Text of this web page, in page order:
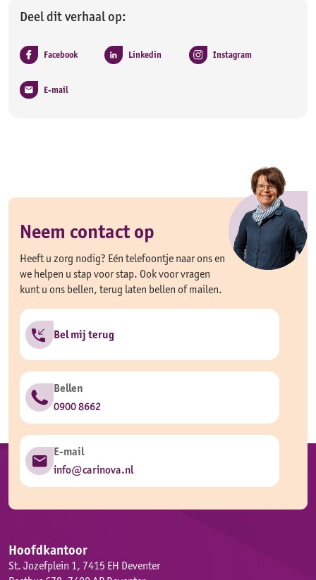
Deel dit verhaal op:
Facebook Linkedin Instagram
E-mail
Neem contact op
Heeft u zorg nodig? Eén telefoontje naar ons en
we helpen u stap voor stap. Ook voor vragen
kunt u ons bellen, terug laten bellen of mailen.
Bel mij terug
Bellen
0900 8662
E-mail
info@carinova.nl
Hoofdkantoor
St. Jozefplein 1, 7415 EH Deventer